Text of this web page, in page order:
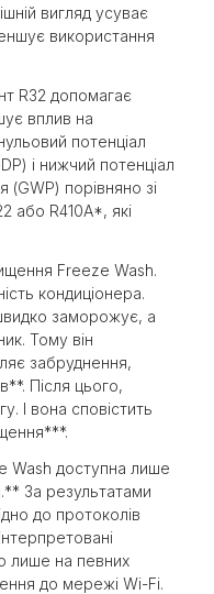
вигляд усуває
використання
R32 допомагає
вплив на
потенціал
і нижчий потенціал
(GWP) порівняно зі
або R410A*, які
Freeze Wash.
кондиціонера.
заморожує, а
Тому він
забруднення,
Після цього,
І вона сповістить
Wash доступна лише
За результатами
до протоколів
лише на певних
до мережі Wi-Fi.